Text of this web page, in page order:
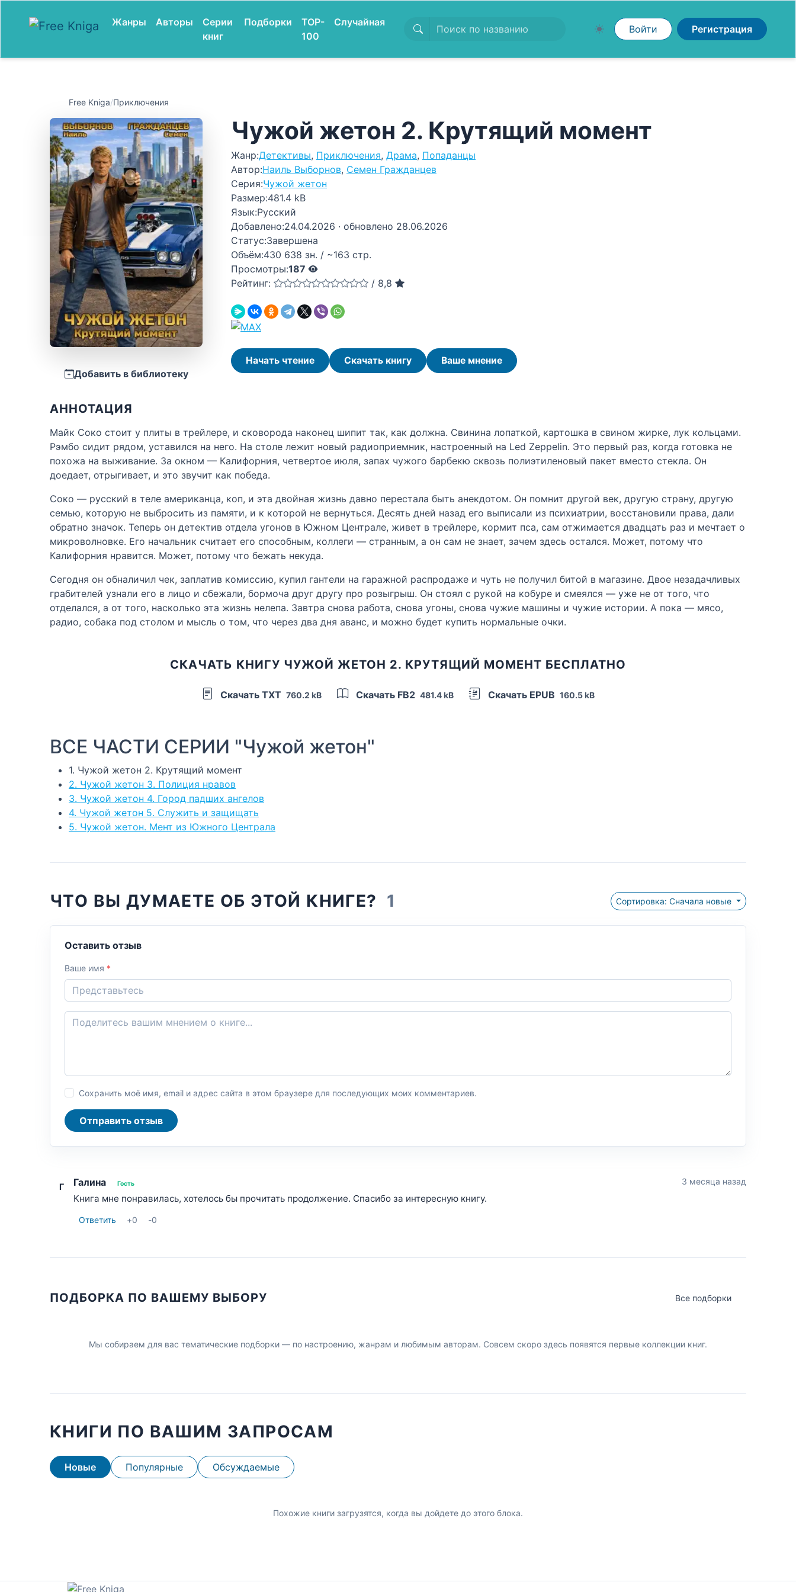
Жанры Авторы
Серии
книг
Подборки
TOP-
100
Случайная
Войти Регистрация
Free Kniga/Приключения
Добавить в библиотеку
Чужой жетон 2. Крутящий момент
Жанр:Детективы, Приключения, Драма, Попаданцы
Автор:Наиль Выборнов, Семен Гражданцев
Серия:Чужой жетон
Размер:481.4 kB
Язык:Русский
Добавлено:24.04.2026 · обновлено 28.06.2026
Статус:Завершена
Объём:430 638 зн. / ~163 стр.
Просмотры:187
Рейтинг:
/ 8,8
Начать чтение Скачать книгу Ваше мнение
АННОТАЦИЯ
Майк Соко стоит у плиты в трейлере, и сковорода наконец шипит так, как должна. Свинина лопаткой, картошка в свином жирке, лук кольцами.
Рэмбо сидит рядом, уставился на него. На столе лежит новый радиоприемник, настроенный на Led Zeppelin. Это первый раз, когда готовка не
похожа на выживание. За окном — Калифорния, четвертое июля, запах чужого барбекю сквозь полиэтиленовый пакет вместо стекла. Он
доедает, отрыгивает, и это звучит как победа.
Соко — русский в теле американца, коп, и эта двойная жизнь давно перестала быть анекдотом. Он помнит другой век, другую страну, другую
семью, которую не выбросить из памяти, и к которой не вернуться. Десять дней назад его выписали из психиатрии, восстановили права, дали
обратно значок. Теперь он детектив отдела угонов в Южном Централе, живет в трейлере, кормит пса, сам отжимается двадцать раз и мечтает о
микроволновке. Его начальник считает его способным, коллеги — странным, а он сам не знает, зачем здесь остался. Может, потому что
Калифорния нравится. Может, потому что бежать некуда.
Сегодня он обналичил чек, заплатив комиссию, купил гантели на гаражной распродаже и чуть не получил битой в магазине. Двое незадачливых
грабителей узнали его в лицо и сбежали, бормоча друг другу про розыгрыш. Он стоял с рукой на кобуре и смеялся — уже не от того, что
отделался, а от того, насколько эта жизнь нелепа. Завтра снова работа, снова угоны, снова чужие машины и чужие истории. А пока — мясо,
радио, собака под столом и мысль о том, что через два дня аванс, и можно будет купить нормальные очки.
СКАЧАТЬ КНИГУ ЧУЖОЙ ЖЕТОН 2. КРУТЯЩИЙ МОМЕНТ БЕСПЛАТНО
Скачать TXT 760.2 kB Скачать FB2 481.4 kB Скачать EPUB 160.5 kB
ВСЕ ЧАСТИ СЕРИИ "Чужой жетон"
1. Чужой жетон 2. Крутящий момент
2. Чужой жетон 3. Полиция нравов
3. Чужой жетон 4. Город падших ангелов
4. Чужой жетон 5. Служить и защищать
5. Чужой жетон. Мент из Южного Централа
ЧТО ВЫ ДУМАЕТЕ ОБ ЭТОЙ КНИГЕ? 1 Сортировка: Сначала новые
Оставить отзыв
Ваше имя *
Сохранить моё имя, email и адрес сайта в этом браузере для последующих моих комментариев.
Отправить отзыв
Г Галина Гость 3 месяца назад
Книга мне понравилась, хотелось бы прочитать продолжение. Спасибо за интересную книгу.
Ответить +0 -0
ПОДБОРКА ПО ВАШЕМУ ВЫБОРУ Все подборки
Мы собираем для вас тематические подборки — по настроению, жанрам и любимым авторам. Совсем скоро здесь появятся первые коллекции книг.
КНИГИ ПО ВАШИМ ЗАПРОСАМ
Новые Популярные Обсуждаемые
Похожие книги загрузятся, когда вы дойдете до этого блока.